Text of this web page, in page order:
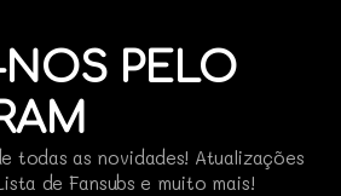
PELO
todas as novidades! Atualizações
de Fansubs e muito mais!